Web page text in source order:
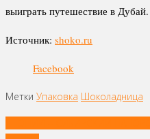
выиграть путешествие в Дубай.
Источник: shoko.ru
Facebook
Метки Упаковка Шоколадница